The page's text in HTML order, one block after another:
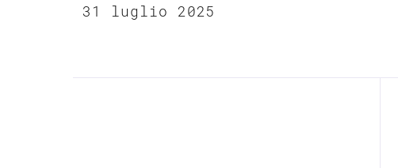
31 luglio 2025